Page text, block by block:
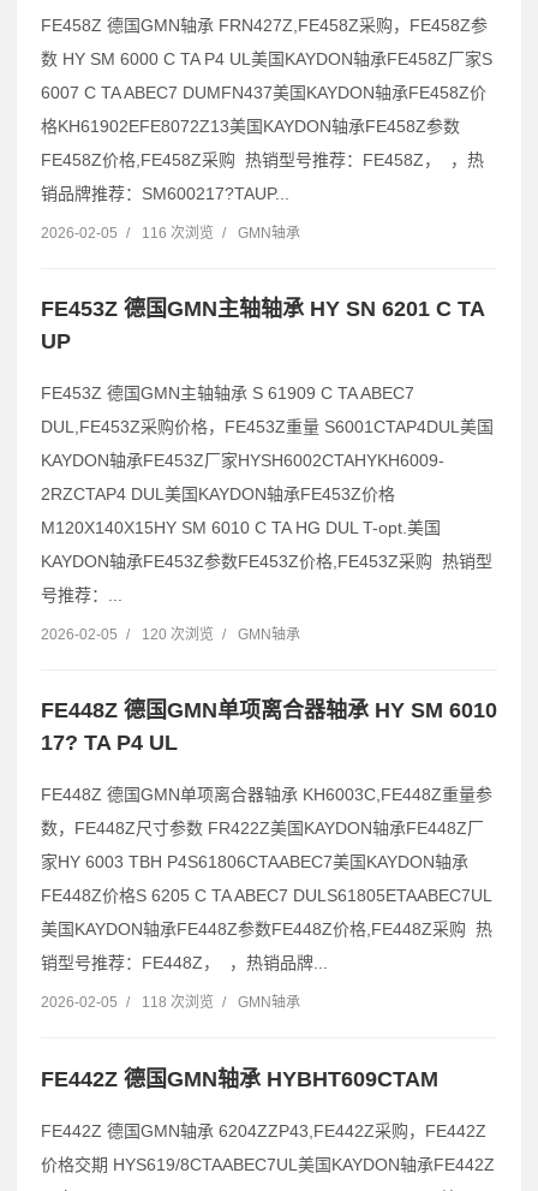
FE458Z 德国GMN轴承 FRN427Z,FE458Z采购，FE458Z参
数 HY SM 6000 C TA P4 UL美国KAYDON轴承FE458Z厂家S
6007 C TA ABEC7 DUMFN437美国KAYDON轴承FE458Z价
格KH61902EFE8072Z13美国KAYDON轴承FE458Z参数
FE458Z价格,FE458Z采购 热销型号推荐：FE458Z， ，热
销品牌推荐：SM600217?TAUP...
2026-02-05 / 116 次浏览 / GMN轴承
FE453Z 德国GMN主轴轴承 HY SN 6201 C TA
UP
FE453Z 德国GMN主轴轴承 S 61909 C TA ABEC7
DUL,FE453Z采购价格，FE453Z重量 S6001CTAP4DUL美国
KAYDON轴承FE453Z厂家HYSH6002CTAHYKH6009-
2RZCTAP4 DUL美国KAYDON轴承FE453Z价格
M120X140X15HY SM 6010 C TA HG DUL T-opt.美国
KAYDON轴承FE453Z参数FE453Z价格,FE453Z采购 热销型
号推荐：...
2026-02-05 / 120 次浏览 / GMN轴承
FE448Z 德国GMN单项离合器轴承 HY SM 6010
17? TA P4 UL
FE448Z 德国GMN单项离合器轴承 KH6003C,FE448Z重量参
数，FE448Z尺寸参数 FR422Z美国KAYDON轴承FE448Z厂
家HY 6003 TBH P4S61806CTAABEC7美国KAYDON轴承
FE448Z价格S 6205 C TA ABEC7 DULS61805ETAABEC7UL
美国KAYDON轴承FE448Z参数FE448Z价格,FE448Z采购 热
销型号推荐：FE448Z， ，热销品牌...
2026-02-05 / 118 次浏览 / GMN轴承
FE442Z 德国GMN轴承 HYBHT609CTAM
FE442Z 德国GMN轴承 6204ZZP43,FE442Z采购，FE442Z
价格交期 HYS619/8CTAABEC7UL美国KAYDON轴承FE442Z